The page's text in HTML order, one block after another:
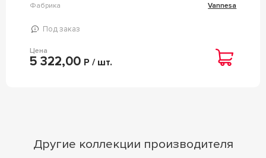
Фабрика
Vannesa
Под заказ
Цена
5 322,00 Р / шт.
Другие коллекции производителя